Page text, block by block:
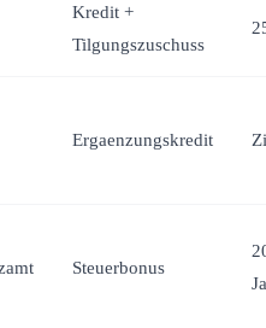
Kredit +
Tilgungszuschuss
Ergaenzungskredit
Steuerbonus